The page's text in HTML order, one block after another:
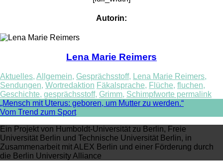
Autorin:
Lena Marie Reimers
Aktuelles, Allgemein, Gesprächsstoff, Lena Marie Reimers,
Sendungen, Wortredaktion Fäkalsprache, Flüche, fluchen,
Geschichte, gesprächsstoff, Grimm, Schimpfworte permalink
Post
navigation
„Mensch mit Uterus: geboren, um Mutter zu werden.“
Vom Trend zum Sport
Ein Projekt von Humboldt-Universität zu Berlin, Freie
Universität Berlin und Technische Universität Berlin, in
Zusammenarbeit mit ALEX Berlin und einer Förderung durch
die Berlin University Alliance